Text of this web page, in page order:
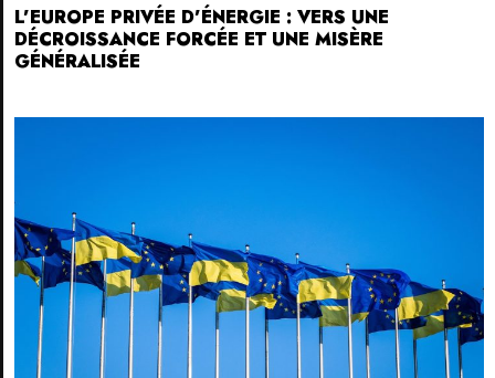
L’EUROPE PRIVÉE D’ÉNERGIE : VERS UNE
DÉCROISSANCE FORCÉE ET UNE MISÈRE
GÉNÉRALISÉE